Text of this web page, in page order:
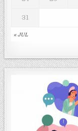
« JUL
31